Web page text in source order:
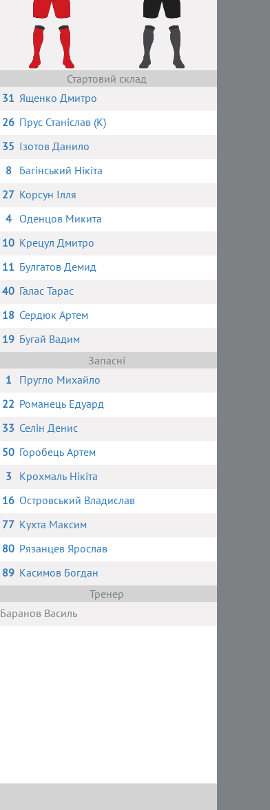
Стартовий склад
31 Ященко Дмитро
26 Прус Станіслав (К)
35 Ізотов Данило
8
Багінський Нікіта
27 Корсун Ілля
4
Оденцов Микита
10 Крецул Дмитро
11 Булгатов Демид
40 Галас Тарас
18 Сердюк Артем
19 Бугай Вадим
Запасні
1
Пругло Михайло
22 Романець Едуард
33 Селін Денис
50 Горобець Артем
3
Крохмаль Нікіта
16 Островський Владислав
77 Кухта Максим
80 Рязанцев Ярослав
89 Касимов Богдан
Тренер
Баранов Василь